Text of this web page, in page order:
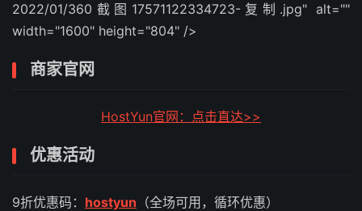
2022/01/360截图17571122334723-复制.jpg" alt=""
width="1600" height="804" />
商家官网
HostYun官网：点击直达>>
优惠活动
9折优惠码： hostyun （全场可用，循环优惠）